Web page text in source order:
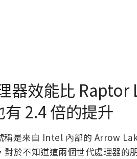
器效能比 Raptor
2.4 倍的提升
是來自 Intel 內部的 Arrow
於不知道這兩個世代處理器的